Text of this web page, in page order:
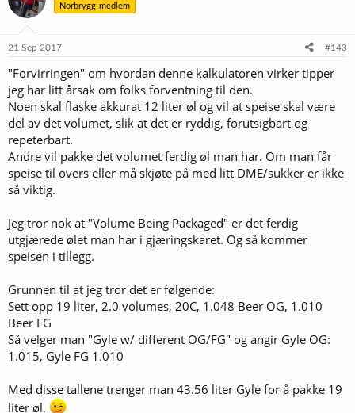
j
o
e
:
Norbrygg-medlem
21 Sep 2017 #143
"Forvirringen" om hvordan denne kalkulatoren virker tipper
jeg har litt årsak om folks forventning til den.
Noen skal flaske akkurat 12 liter øl og vil at speise skal være
del av det volumet, slik at det er ryddig, forutsigbart og
repeterbart.
Andre vil pakke det volumet ferdig øl man har. Om man får
speise til overs eller må skjøte på med litt DME/sukker er ikke
så viktig.
Jeg tror nok at "Volume Being Packaged" er det ferdig
utgjærede ølet man har i gjæringskaret. Og så kommer
speisen i tillegg.
Grunnen til at jeg tror det er følgende:
Sett opp 19 liter, 2.0 volumes, 20C, 1.048 Beer OG, 1.010
Beer FG
Så velger man "Gyle w/ different OG/FG" og angir Gyle OG:
1.015, Gyle FG 1.010
Med disse tallene trenger man 43.56 liter Gyle for å pakke 19
liter øl.